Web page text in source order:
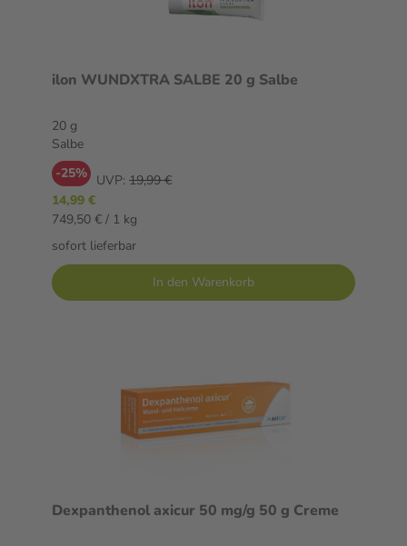
ilon WUNDXTRA SALBE 20 g Salbe
20 g
Salbe
-25% UVP: 19,99 €
14,99 €
749,50 € / 1 kg
sofort lieferbar
In den Warenkorb
Dexpanthenol axicur 50 mg/g 50 g Creme